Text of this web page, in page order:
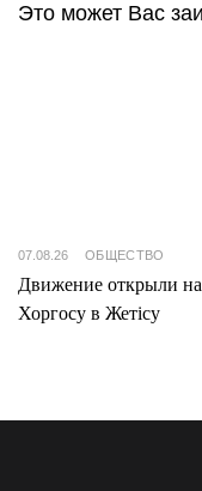
Это может Вас
07.08.26 ОБЩЕСТВО
Движение открыли на
Хоргосу в Жетісу